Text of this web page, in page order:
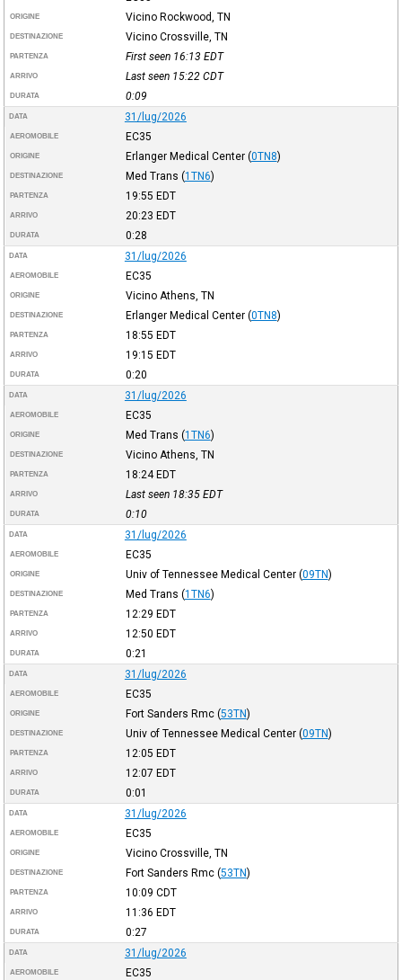
ORIGINE Vicino Rockwood, TN
DESTINAZIONE Vicino Crossville, TN
PARTENZA First seen 16:13 EDT
ARRIVO Last seen 15:22 CDT
DURATA 0:09
DATA 31/lug/2026
AEROMOBILE EC35
ORIGINE Erlanger Medical Center (0TN8)
DESTINAZIONE Med Trans (1TN6)
PARTENZA 19:55 EDT
ARRIVO 20:23 EDT
DURATA 0:28
DATA 31/lug/2026
AEROMOBILE EC35
ORIGINE Vicino Athens, TN
DESTINAZIONE Erlanger Medical Center (0TN8)
PARTENZA 18:55 EDT
ARRIVO 19:15 EDT
DURATA 0:20
DATA 31/lug/2026
AEROMOBILE EC35
ORIGINE Med Trans (1TN6)
DESTINAZIONE Vicino Athens, TN
PARTENZA 18:24EDT
ARRIVO Last seen 18:35 EDT
DURATA 0:10
DATA 31/lug/2026
AEROMOBILE EC35
ORIGINE Univ of Tennessee Medical Center (09TN)
DESTINAZIONE Med Trans (1TN6)
PARTENZA 12:29 EDT
ARRIVO 12:50 EDT
DURATA 0:21
DATA 31/lug/2026
AEROMOBILE EC35
ORIGINE Fort Sanders Rmc (53TN)
DESTINAZIONE Univ of Tennessee Medical Center (09TN)
PARTENZA 12:05 EDT
ARRIVO 12:07 EDT
DURATA 0:01
DATA 31/lug/2026
AEROMOBILE EC35
ORIGINE Vicino Crossville, TN
DESTINAZIONE Fort Sanders Rmc (53TN)
PARTENZA 10:09 CDT
ARRIVO 11:36 EDT
DURATA 0:27
DATA 31/lug/2026
AEROMOBILE EC35